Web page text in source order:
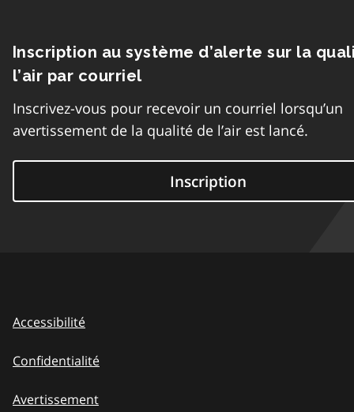
Inscription au système d’alerte sur la
l’air par courriel
Inscrivez-vous pour recevoir un courriel lorsqu’un
avertissement de la qualité de l’air est lancé.
Inscription
Accessibilité
Confidentialité
Avertissement